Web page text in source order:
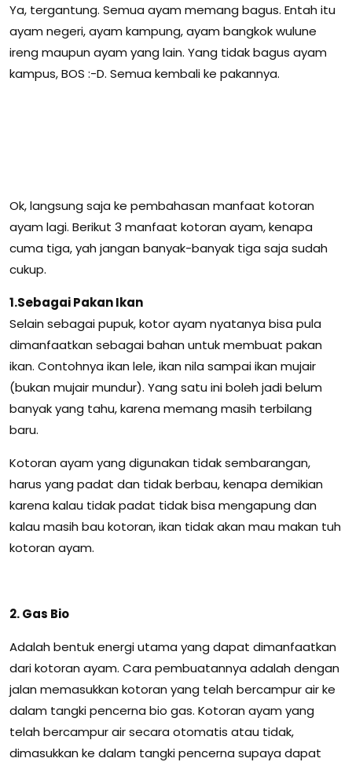
Ya, tergantung. Semua ayam memang bagus. Entah itu
ayam negeri, ayam kampung, ayam bangkok wulune
ireng maupun ayam yang lain. Yang tidak bagus ayam
kampus, BOS :-D. Semua kembali ke pakannya.
Ok, langsung saja ke pembahasan manfaat kotoran
ayam lagi. Berikut 3 manfaat kotoran ayam, kenapa
cuma tiga, yah jangan banyak-banyak tiga saja sudah
cukup.
1.Sebagai Pakan Ikan
Selain sebagai pupuk, kotor ayam nyatanya bisa pula
dimanfaatkan sebagai bahan untuk membuat pakan
ikan. Contohnya ikan lele, ikan nila sampai ikan mujair
(bukan mujair mundur). Yang satu ini boleh jadi belum
banyak yang tahu, karena memang masih terbilang
baru.
Kotoran ayam yang digunakan tidak sembarangan,
harus yang padat dan tidak berbau, kenapa demikian
karena kalau tidak padat tidak bisa mengapung dan
kalau masih bau kotoran, ikan tidak akan mau makan tuh
kotoran ayam.
2. Gas Bio
Adalah bentuk energi utama yang dapat dimanfaatkan
dari kotoran ayam. Cara pembuatannya adalah dengan
jalan memasukkan kotoran yang telah bercampur air ke
dalam tangki pencerna bio gas. Kotoran ayam yang
telah bercampur air secara otomatis atau tidak,
dimasukkan ke dalam tangki pencerna supaya dapat